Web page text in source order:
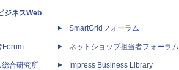
ジネスWeb
Forum
総合研究所
SmartGridフォーラム
ネットショップ担当者フォーラム
Impress Business Library